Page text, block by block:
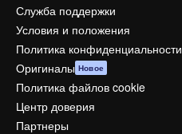
Служба поддержки
Условия и положения
Политика конфиденциальности
Оригиналы Новое
Политика файлов cookie
Центр доверия
Партнеры